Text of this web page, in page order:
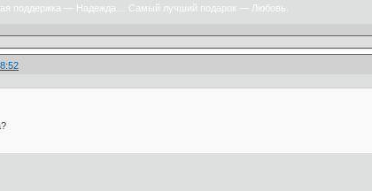
поддержка — Надежда… Самый лучший подарок — Любовь.